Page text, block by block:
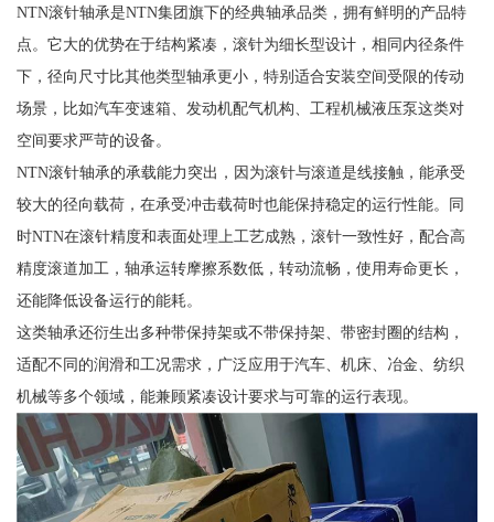
NTN滚针轴承是NTN集团旗下的经典轴承品类，拥有鲜明的产品特
点。它大的优势在于结构紧凑，滚针为细长型设计，相同内径条件
下，径向尺寸比其他类型轴承更小，特别适合安装空间受限的传动
场景，比如汽车变速箱、发动机配气机构、工程机械液压泵这类对
空间要求严苛的设备。
NTN滚针轴承的承载能力突出，因为滚针与滚道是线接触，能承受
较大的径向载荷，在承受冲击载荷时也能保持稳定的运行性能。同
时NTN在滚针精度和表面处理上工艺成熟，滚针一致性好，配合高
精度滚道加工，轴承运转摩擦系数低，转动流畅，使用寿命更长，
还能降低设备运行的能耗。
这类轴承还衍生出多种带保持架或不带保持架、带密封圈的结构，
适配不同的润滑和工况需求，广泛应用于汽车、机床、冶金、纺织
机械等多个领域，能兼顾紧凑设计要求与可靠的运行表现。